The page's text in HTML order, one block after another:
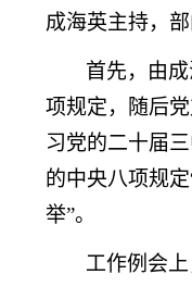
成海英主持，
首先，由
项规定，随后
习党的二十届
的中央八项规
举”。
工作例会